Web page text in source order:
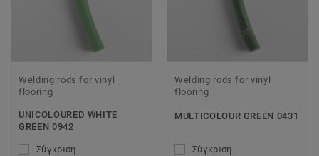
Welding rods for vinyl
flooring
UNICOLOURED WHITE
GREEN 0942
Σύγκριση
Welding rods for vinyl
flooring
MULTICOLOUR GREEN 0431
Σύγκριση